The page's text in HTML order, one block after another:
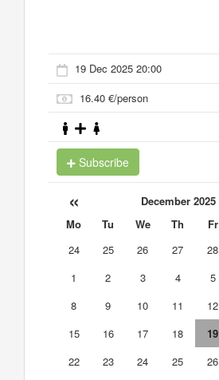
19 Dec 2025 20:00
16.40 €/person
Subscribe
« December 2025
Mo Tu We Th Fr
24
25 26 27 28
1
2 3 4 5
8
9 10 11 12
15
16 17 18 19
22
23 24 25 26